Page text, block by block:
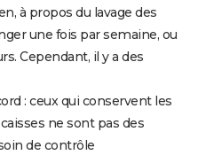
à propos du lavage des
une fois par semaine, ou
Cependant, il y a des
: ceux qui conservent les
ne sont pas des
de contrôle